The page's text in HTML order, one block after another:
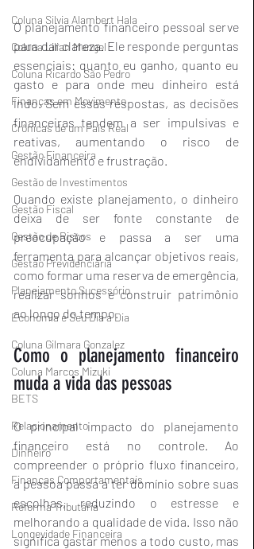
Coluna Silvia Alambert Hala
Coluna Lilian Mengel
Coluna Ricardo São Pedro
Finanças em Movimento
Crônicas de um País Real
Gestão Financeira
Gestão de Investimentos
Gestão Fiscal
Gestão de Riscos
Gestão Previdenciária
Planejamento Sucessório
Economia e Seu Dia a Dia
Coluna Gilmara Gonzalez
Coluna Marcos Mizuki
BETS
Relacionamento
Dinheiro
Finanças Comportamentais
Reforma Tributária
Longevidade Financeira
O planejamento financeiro pessoal serve
para dar clareza. Ele responde perguntas
essenciais: quanto eu ganho, quanto eu
gasto e para onde meu dinheiro está
indo. Sem essas respostas, as decisões
financeiras tendem a ser impulsivas e
reativas, aumentando o risco de
endividamento e frustração.
Quando existe planejamento, o dinheiro
deixa de ser fonte constante de
preocupação e passa a ser uma
ferramenta para alcançar objetivos reais,
como formar uma reserva de emergência,
realizar sonhos e construir patrimônio
ao longo do tempo.
Como o planejamento financeiro
muda a vida das pessoas
O principal impacto do planejamento
financeiro está no controle. Ao
compreender o próprio fluxo financeiro,
a pessoa passa a ter domínio sobre suas
escolhas, reduzindo o estresse e
melhorando a qualidade de vida. Isso não
significa gastar menos a todo custo, mas